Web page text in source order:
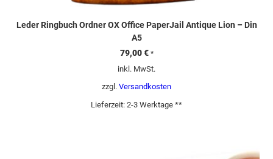
Leder Ringbuch Ordner OX Office PaperJail Antique Lion – Din
A5
79,00€ *
inkl. MwSt.
zzgl. Versandkosten
Lieferzeit: 2-3 Werktage **